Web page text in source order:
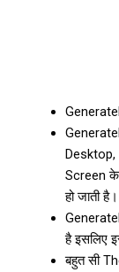
Desktop,
Screen
हो जाती है।
है इसलिए
बहुत सी